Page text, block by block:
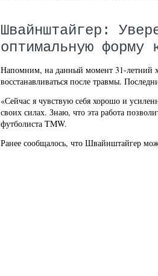
Швайнштайгер:
оптимальную форму
Напомним, на данный момент 31-летний
восстанавливаться после травмы.
«Сейчас я чувствую себя хорошо и
своих силах. Знаю, что эта работа
футболиста TMW.
Ранее сообщалось, что Швайнштайгер